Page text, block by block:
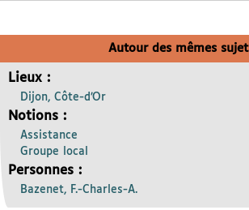
Autour des mêmes
Lieux :
Dijon, Côte-d’Or
Notions :
Assistance
Groupe local
Personnes :
Bazenet, F.-Charles-A.